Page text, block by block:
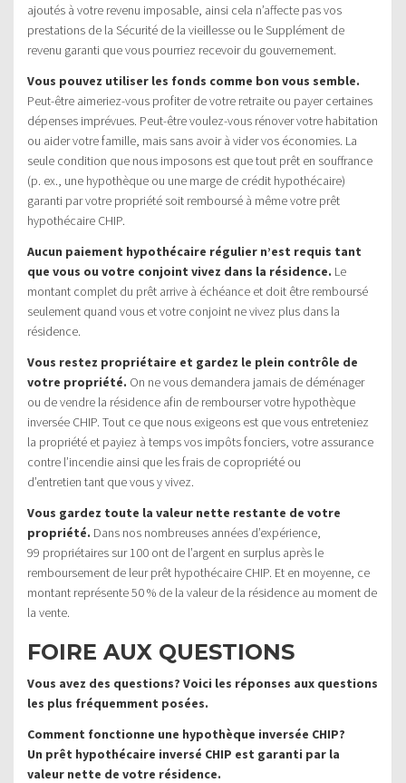
ajoutés à votre revenu imposable, ainsi cela n’affecte pas vos
prestations de la Sécurité de la vieillesse ou le Supplément de
revenu garanti que vous pourriez recevoir du gouvernement.
Vous pouvez utiliser les fonds comme bon vous semble.
Peut-être aimeriez-vous profiter de votre retraite ou payer certaines
dépenses imprévues. Peut-être voulez-vous rénover votre habitation
ou aider votre famille, mais sans avoir à vider vos économies. La
seule condition que nous imposons est que tout prêt en souffrance
(p. ex., une hypothèque ou une marge de crédit hypothécaire)
garanti par votre propriété soit remboursé à même votre prêt
hypothécaire CHIP.
Aucun paiement hypothécaire régulier n’est requis tant
que vous ou votre conjoint vivez dans la résidence. Le
montant complet du prêt arrive à échéance et doit être remboursé
seulement quand vous et votre conjoint ne vivez plus dans la
résidence.
Vous restez propriétaire et gardez le plein contrôle de
votre propriété. On ne vous demandera jamais de déménager
ou de vendre la résidence afin de rembourser votre hypothèque
inversée CHIP. Tout ce que nous exigeons est que vous entreteniez
la propriété et payiez à temps vos impôts fonciers, votre assurance
contre l’incendie ainsi que les frais de copropriété ou
d’entretien tant que vous y vivez.
Vous gardez toute la valeur nette restante de votre
propriété. Dans nos nombreuses années d’expérience,
99 propriétaires sur 100 ont de l’argent en surplus après le
remboursement de leur prêt hypothécaire CHIP. Et en moyenne, ce
montant représente 50 % de la valeur de la résidence au moment de
la vente.
FOIRE AUX QUESTIONS
Vous avez des questions? Voici les réponses aux questions
les plus fréquemment posées.
Comment fonctionne une hypothèque inversée CHIP?
Un prêt hypothécaire inversé CHIP est garanti par la
valeur nette de votre résidence.